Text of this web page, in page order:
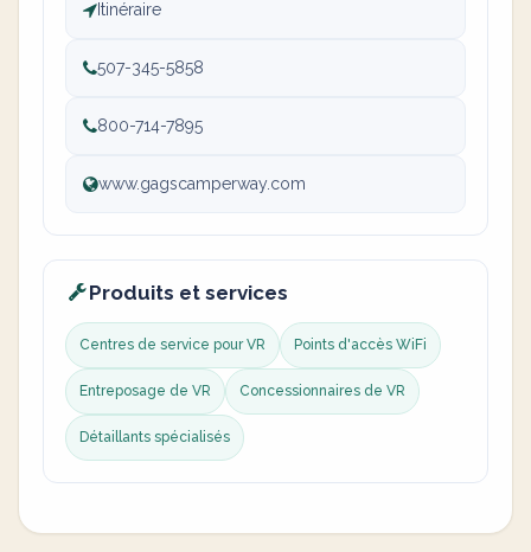
Itinéraire
507-345-5858
800-714-7895
www.gagscamperway.com
Produits et services
Centres de service pour VR Points d'accès WiFi
Entreposage de VR Concessionnaires de VR
Détaillants spécialisés